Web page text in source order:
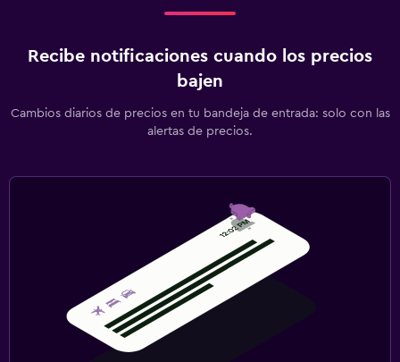
Recibe notificaciones cuando los precios
bajen
Cambios diarios de precios en tu bandeja de entrada: solo con las
alertas de precios.